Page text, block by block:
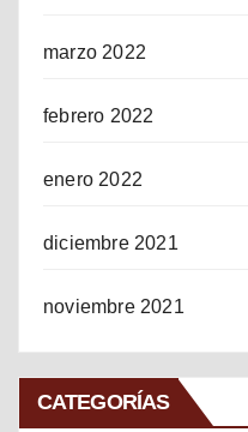
marzo 2022
febrero 2022
enero 2022
diciembre 2021
noviembre 2021
CATEGORÍAS